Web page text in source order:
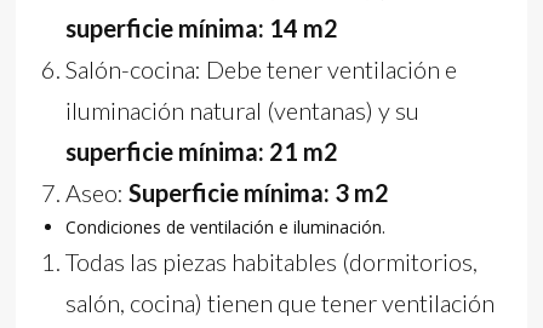
superficie mínima: 14 m2
Salón-cocina: Debe tener ventilación e
iluminación natural (ventanas) y su
superficie mínima: 21 m2
Aseo:Superficie mínima: 3 m2
Condiciones de ventilación e iluminación.
Todas las piezas habitables (dormitorios,
salón, cocina) tienen que tener ventilación